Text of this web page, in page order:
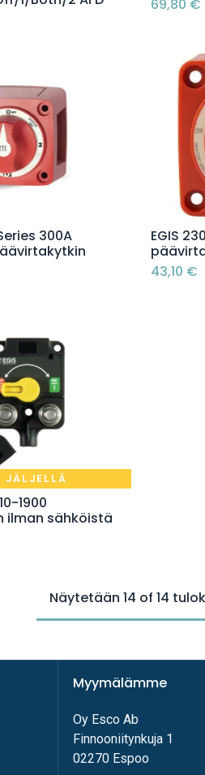
69,80 €
ostoskoriin
300A
EGIS
43,10 €
JÄLJELLÄ
ostoskoriin
1900
ilman sähköistä
Näytetään 14 of 14
Myymälämme
Oy Esco Ab
Finnooniitynkuja 1
02270 Espoo